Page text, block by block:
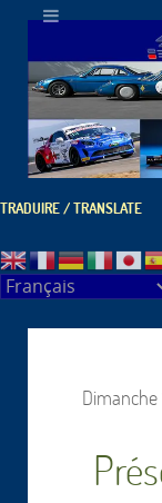
TRADUIRE / TRANSLATE
Dimanche